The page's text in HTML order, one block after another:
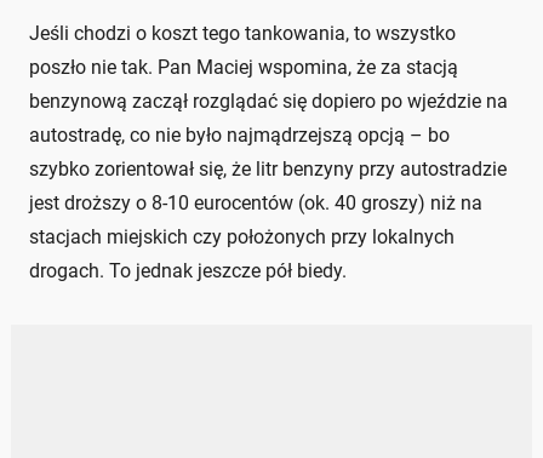
Jeśli chodzi o koszt tego tankowania, to wszystko
poszło nie tak. Pan Maciej wspomina, że za stacją
benzynową zaczął rozglądać się dopiero po wjeździe na
autostradę, co nie było najmądrzejszą opcją – bo
szybko zorientował się, że litr benzyny przy autostradzie
jest droższy o 8-10 eurocentów (ok. 40 groszy) niż na
stacjach miejskich czy położonych przy lokalnych
drogach. To jednak jeszcze pół biedy.